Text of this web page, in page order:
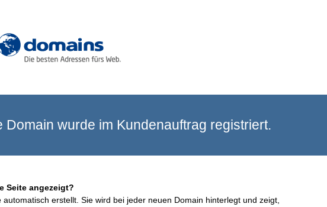
Domain wurde im Kundenauftrag registriert.
Seite angezeigt?
automatisch erstellt. Sie wird bei jeder neuen Domain hinterlegt und zeigt,